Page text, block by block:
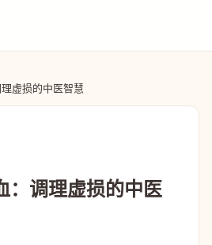
虚损的中医智慧
：调理虚损的中医